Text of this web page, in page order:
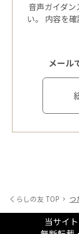
⾳声ガイダ
い。
内容を
メール
くらしの友 TOP つ
当サイ